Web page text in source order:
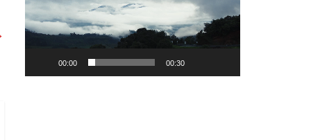
00:00 00:30